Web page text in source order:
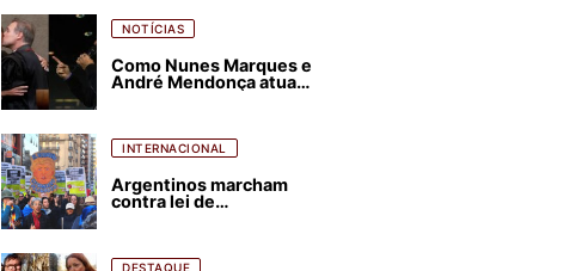
NOTÍCIAS
Como Nunes Marques e
André Mendonça atuam
INTERNACIONAL
Argentinos marcham
contra lei de
DESTAQUE